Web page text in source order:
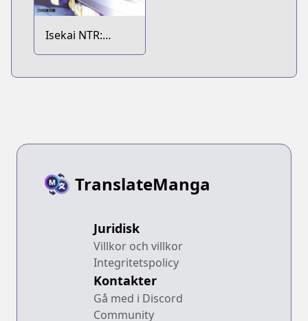
Isekai NTR:
Nakama ni
TranslateManga
Juridisk
Villkor och villkor
Integritetspolicy
Kontakter
Gå med i Discord
Community